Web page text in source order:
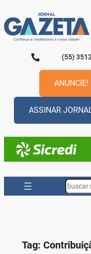
para
o
conteúdo
(55)
ANUNCIE!
ASSINAR
Search
Tag: